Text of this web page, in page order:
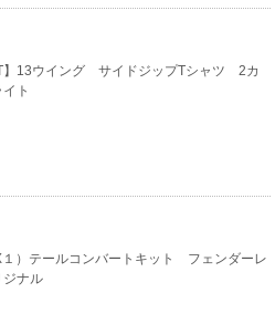
】13ウイング サイドジップTシャツ 2カ
ト
）テールコンバートキット フェンダーレ
ナル